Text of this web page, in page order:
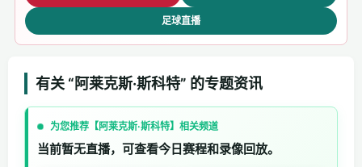
足球直播
有关 “阿莱克斯·斯科特” 的专题资讯
为您推荐【阿莱克斯·斯科特】相关频道
当前暂无直播，可查看今日赛程和录像回放。